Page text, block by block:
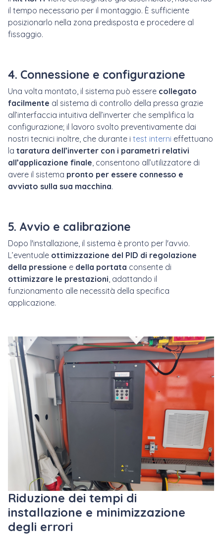
il tempo necessario per il montaggio. È sufficiente
posizionarlo nella zona predisposta e procedere al
fissaggio.
4. Connessione e configurazione
Una volta montato, il sistema può essere collegato
facilmente al sistema di controllo della pressa grazie
all’interfaccia intuitiva dell’inverter che semplifica la
configurazione; il lavoro svolto preventivamente dai
nostri tecnici inoltre, che durante i test interni effettuano
la taratura dell’inverter con i parametri relativi
all’applicazione finale, consentono all’utilizzatore di
avere il sistema pronto per essere connesso e
avviato sulla sua macchina.
5. Avvio e calibrazione
Dopo l'installazione, il sistema è pronto per l'avvio.
L’eventuale ottimizzazione del PID di regolazione
della pressione e della portata consente di
ottimizzare le prestazioni, adattando il
funzionamento alle necessità della specifica
applicazione.
Riduzione dei tempi di
installazione e minimizzazione
degli errori